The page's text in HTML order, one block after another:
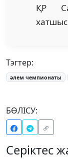
ҚР
Тэгтер:
әлем чемпионаты
БӨЛІСУ:
Серіктес